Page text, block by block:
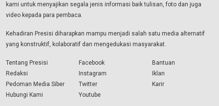
kami untuk menyajikan segala jenis informasi baik tulisan, foto dan juga
video kepada para pembaca.
Kehadiran Presisi diharapkan mampu menjadi salah satu media alternatif
yang konstruktif, kolaboratif dan mengedukasi masyarakat.
Tentang Presisi
Redaksi
Pedoman Media Siber
Hubungi Kami
Facebook
Instagram
Twitter
Youtube
Bantuan
Iklan
Karir